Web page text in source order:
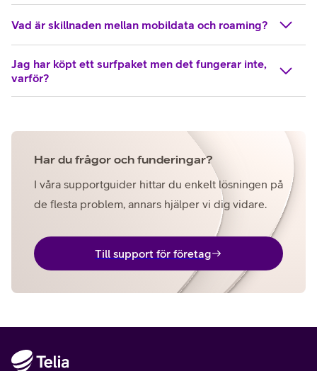
Vad är skillnaden mellan mobildata och roaming?
Jag har köpt ett surfpaket men det fungerar inte,
varför?
Har du frågor och funderingar?
I våra supportguider hittar du enkelt lösningen på
de flesta problem, annars hjälper vi dig vidare.
Till support för företag